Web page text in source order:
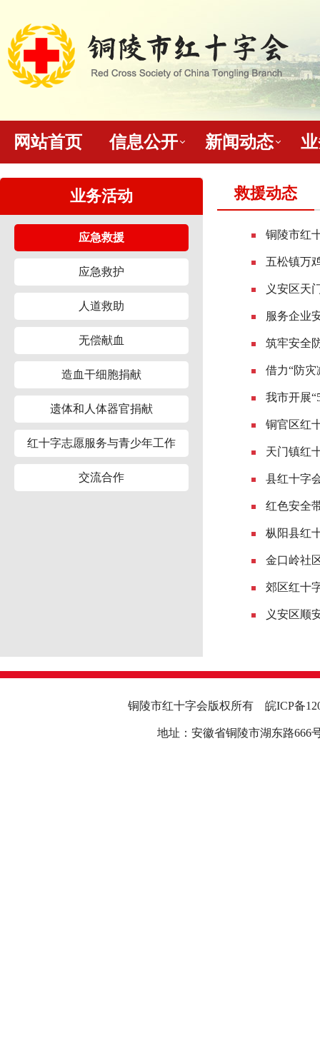
网站首页 信息公开 新闻动态
业务活动
应急救援
应急救护
人道救助
无偿献血
造血干细胞捐献
遗体和人体器官捐献
红十字志愿服务与青少年工作
交流合作
救援动态
铜陵市红
五松镇万
义安区天
服务企业
筑牢安全
借力“防
我市开展
铜官区红
天门镇红
县红十字
红色安全
枞阳县红
金口岭社
郊区红十
义安区顺
铜陵市红十字会版权所有 皖ICP备
地址：安徽省铜陵市湖东路666